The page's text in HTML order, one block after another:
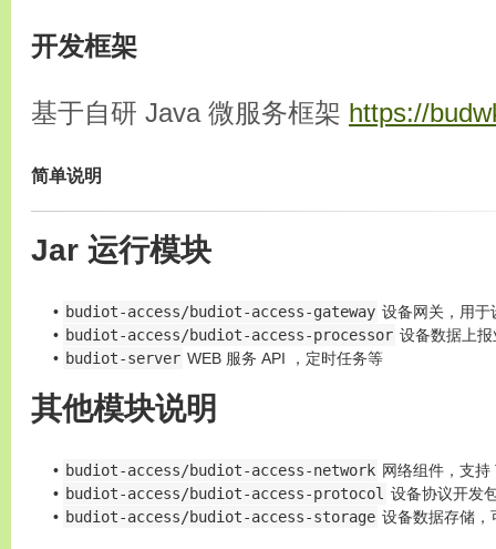
开发框架
基于自研 Java 微服务框架 https://
简单说明
Jar 运行模块
budiot-access/budiot-access-gateway 设备网关，用
budiot-access/budiot-access-processor 设备数据上
budiot-server WEB 服务 API ，定时任务等
其他模块说明
budiot-access/budiot-access-network 网络组件，支
budiot-access/budiot-access-protocol 设备协议开发
budiot-access/budiot-access-storage 设备数据存储，